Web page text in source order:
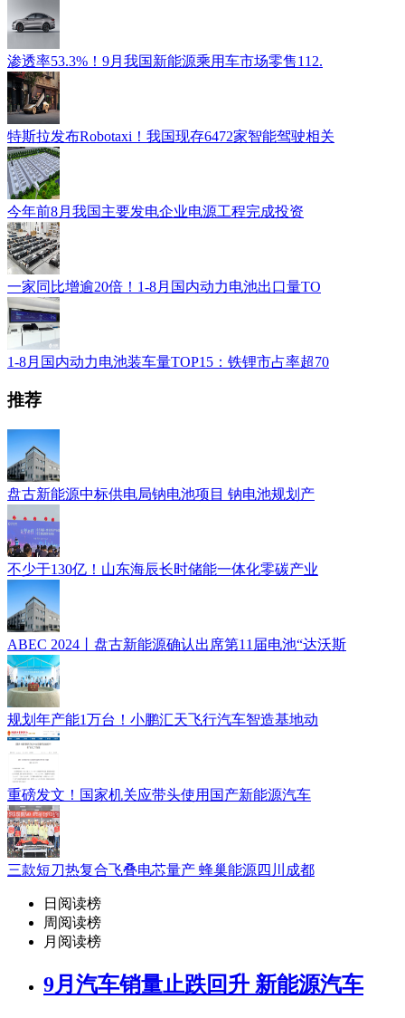
渗透率53.3%！9月我国新能源乘用车市场零售112.
特斯拉发布Robotaxi！我国现存6472家智能驾驶相关
今年前8月我国主要发电企业电源工程完成投资
一家同比增逾20倍！1-8月国内动力电池出口量TO
1-8月国内动力电池装车量TOP15：铁锂市占率超70
推荐
盘古新能源中标供电局钠电池项目 钠电池规划产
不少于130亿！山东海辰长时储能一体化零碳产业
ABEC 2024丨盘古新能源确认出席第11届电池“达沃斯
规划年产能1万台！小鹏汇天飞行汽车智造基地动
重磅发文！国家机关应带头使用国产新能源汽车
三款短刀热复合飞叠电芯量产 蜂巢能源四川成都
日阅读榜
周阅读榜
月阅读榜
9月汽车销量止跌回升 新能源汽车